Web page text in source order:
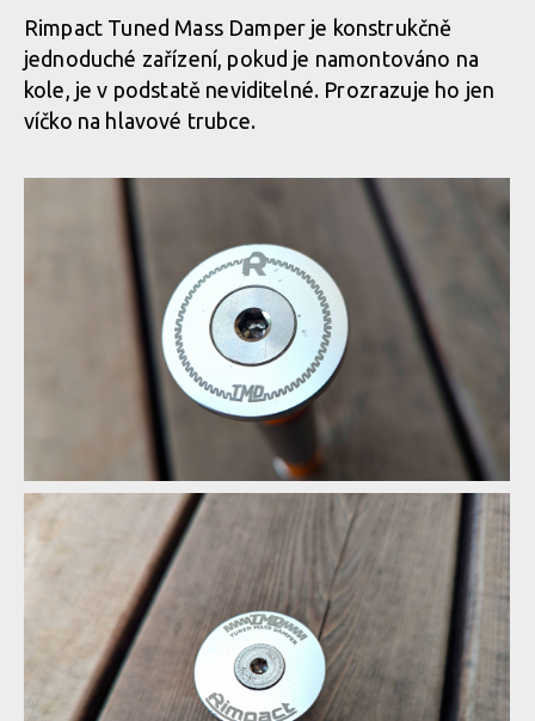
Rimpact Tuned Mass Damper
Rimpact Tuned Mass Damper
Rimpact Tuned Mass Damper
Rimpact Tuned Mass Damper
Rimpact Tuned Mass Damper
Rimpact Tuned Mass Damper
Rimpact Tuned Mass Damper je konstrukčně
jednoduché zařízení, pokud je namontováno na
kole, je v podstatě neviditelné. Prozrazuje ho jen
víčko na hlavové trubce.
Horní miska
Horní miska